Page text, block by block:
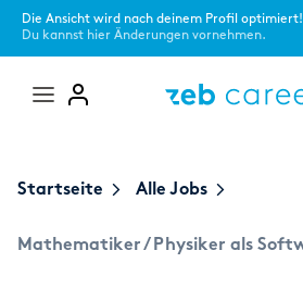
Die Ansicht wird nach deinem Profil optimiert!
Du kannst hier Änderungen vornehmen.
Mega
Du bist...
Schüler:in
zeb als Arbeitgeber
Netzwerken oder Programmen.
Blog
Campus Scouts
Startseite Alle Jobs